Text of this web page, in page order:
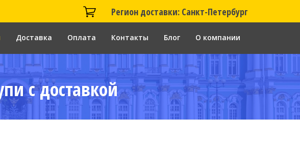
Регион доставки: Санкт-Петербург
Доставка Оплата Контакты Блог О компании
с доставкой